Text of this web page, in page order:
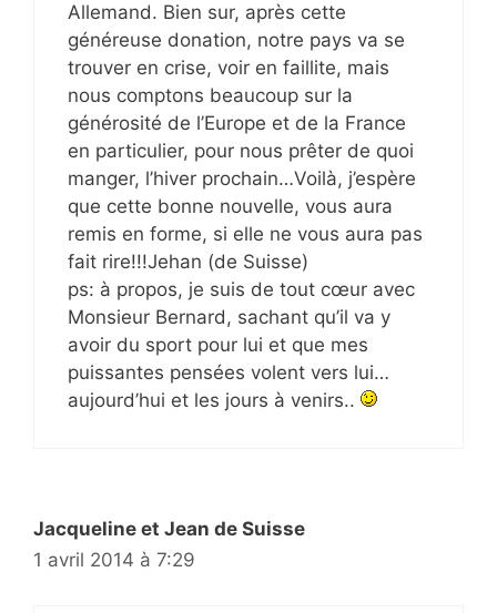
Allemand. Bien sur, après cette
généreuse donation, notre pays va se
trouver en crise, voir en faillite, mais
nous comptons beaucoup sur la
générosité de l’Europe et de la France
en particulier, pour nous prêter de quoi
manger, l’hiver prochain…Voilà, j’espère
que cette bonne nouvelle, vous aura
remis en forme, si elle ne vous aura pas
fait rire!!!Jehan (de Suisse)
ps: à propos, je suis de tout cœur avec
Monsieur Bernard, sachant qu’il va y
avoir du sport pour lui et que mes
puissantes pensées volent vers lui…
aujourd’hui et les jours à venirs..
Jacqueline et Jean de Suisse
1 avril 2014 à 7:29